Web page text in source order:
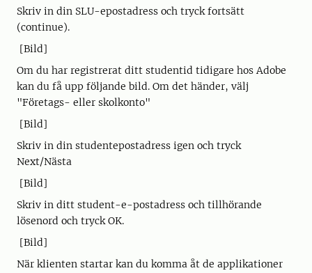
Skriv in din SLU-epostadress och tryck fortsätt
(continue).
[Bild]
Om du har registrerat ditt studentid tidigare hos Adobe
kan du få upp följande bild. Om det händer, välj
"Företags- eller skolkonto"
[Bild]
Skriv in din studentepostadress igen och tryck
Next/Nästa
[Bild]
Skriv in ditt student-e-postadress och tillhörande
lösenord och tryck OK.
[Bild]
När klienten startar kan du komma åt de applikationer